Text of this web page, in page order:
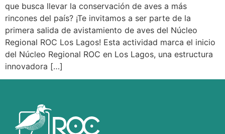
que busca llevar la conservación de aves a más
rincones del país? ¡Te invitamos a ser parte de la
primera salida de avistamiento de aves del Núcleo
Regional ROC Los Lagos! Esta actividad marca el inicio
del Núcleo Regional ROC en Los Lagos, una estructura
innovadora […]